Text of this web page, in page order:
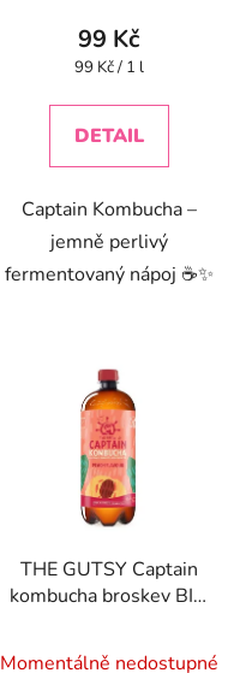
99 Kč
Měrná
99 Kč / 1 l
DETAIL
Captain Kombucha –
jemně perlivý
fermentovaný nápoj ☕✨
THE GUTSY Captain
kombucha broskev BIO
Momentálně nedostupné